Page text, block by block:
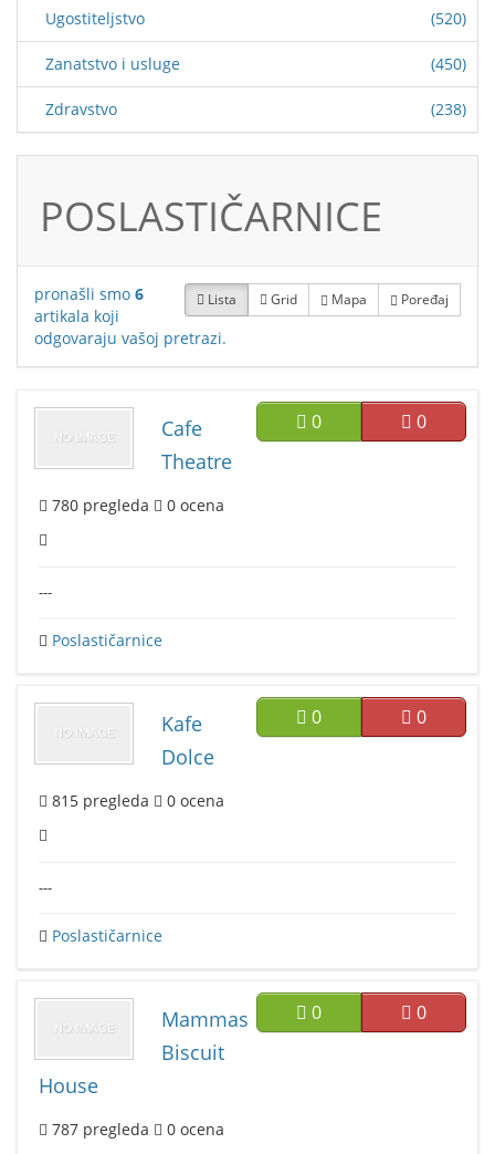
Ugostiteljstvo (520)
Zanatstvo i usluge (450)
Zdravstvo (238)
POSLASTIČARNICE
Lista Grid Mapa Poređaj
pronašli smo 6
artikala koji
odgovaraju vašoj pretrazi.
0 0
Cafe
Theatre
780 pregleda 0 ocena
---
Poslastičarnice
0 0
Kafe
Dolce
815 pregleda 0 ocena
---
Poslastičarnice
0 0
Mammas
Biscuit
House
787 pregleda 0 ocena